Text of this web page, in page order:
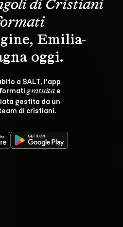
di Cristiani
Emilia-
oggi.
a SALT, l'app
gratuita e
gestita da un
di cristiani.